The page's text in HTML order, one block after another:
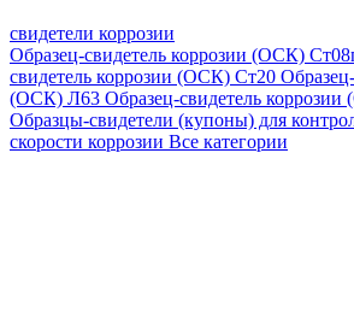
свидетели коррозии
Образец-свидетель коррозии (ОСК)
свидетель коррозии (ОСК) Ст20
(ОСК) Л63 Образец-свидетель
Образцы-свидетели (купоны) для
скорости коррозии Все категории